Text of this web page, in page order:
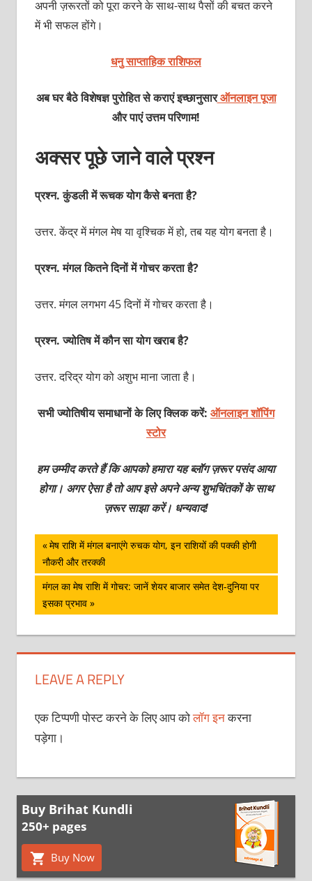
अपनी ज़रूरतों को पूरा करने के साथ-साथ पैसों की बचत करने
में भी सफल होंगे।
धनु साप्ताहिक राशिफल
अब घर बैठे विशेषज्ञ पुरोहित से कराएं इच्छानुसारऑनलाइन पूजा
और पाएं उत्तम परिणाम!
अक्‍सर पूछे जाने वाले प्रश्‍न
प्रश्‍न. कुंडली में रूचक योग कैसे बनता है?
उत्तर. केंद्र में मंगल मेष या वृश्चिक में हो, तब यह योग बनता है।
प्रश्‍न. मंगल कितने दिनों में गोचर करता है?
उत्तर. मंगल लगभग 45 दिनों में गोचर करता है।
प्रश्‍न. ज्‍योतिष में कौन सा योग खराब है?
उत्तर. दरिद्र योग को अशुभ माना जाता है।
सभी ज्योतिषीय समाधानों के लिए क्लिक करें: ऑनलाइन शॉपिंग
स्टोर
हम उम्मीद करते हैं कि आपको हमारा यह ब्लॉग ज़रूर पसंद आया
होगा। अगर ऐसा है तो आप इसे अपने अन्य शुभचिंतकों के साथ
ज़रूर साझा करें। धन्यवाद!
पोस्ट
नेविगेशन
Previous
Post:
मेष राशि में मंगल बनाएंगे रुचक योग, इन राशियों की पक्‍की होगी
नौकरी और तरक्‍की
Next
Post:
मंगल का मेष राशि में गोचर: जानें शेयर बाजार समेत देश-दुनिया पर
इसका प्रभाव
LEAVE A REPLY
एक टिप्पणी पोस्ट करने के लिए आप कोलॉग इनकरना
पड़ेगा।
Buy Brihat Kundli
250+ pages
Buy Now